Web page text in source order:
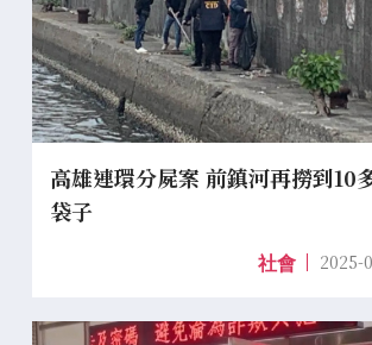
高雄連環分屍案 前鎮河再撈到10
袋子
社會 2025-